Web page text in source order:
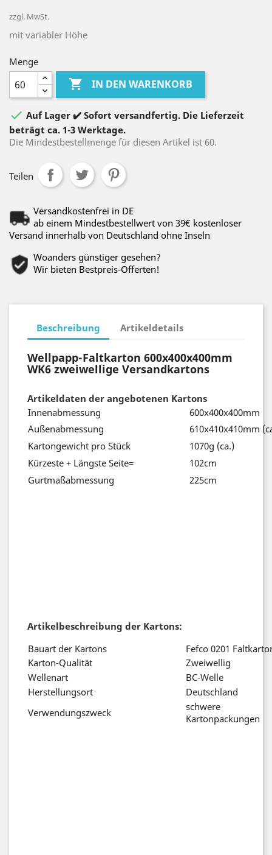
zzgl. MwSt.
mit variabler Höhe
Menge
 IN DEN WARENKORB
 Auf Lager ✔️ Sofort versandfertig. Die Lieferzeit
beträgt ca. 1-3 Werktage.
Die Mindestbestellmenge für diesen Artikel ist 60.
Teilen
Versandkostenfrei in DE
ab einem Mindestbestellwert von 39€ kostenloser
Versand innerhalb von Deutschland ohne Inseln
Woanders günstiger gesehen?
Wir bieten Bestpreis-Offerten!
Beschreibung Artikeldetails
Wellpapp-Faltkarton 600x400x400mm
WK6 zweiwellige Versandkartons
Artikeldaten der angebotenen Kartons
Innenabmessung
600x400x400mm
Außenabmessung
610x410x410mm
Kartongewicht pro Stück
1070g (ca.)
Kürzeste + Längste Seite=
102cm
Gurtmaßabmessung
225cm
Artikelbeschreibung der Kartons:
Bauart der Kartons
Fefco 0201
Karton-Qualität
Zweiwellig
Wellenart
BC-Welle
Herstellungsort
Deutschland
Verwendungszweck
schwere
Kartonpackungen